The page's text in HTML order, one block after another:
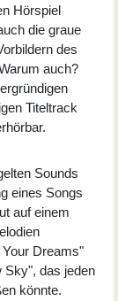
Hörspiel
die graue
des
auch?
Titeltrack
Sounds
eines Songs
auf einem
Dreams"
Sky", das jeden
könnte.